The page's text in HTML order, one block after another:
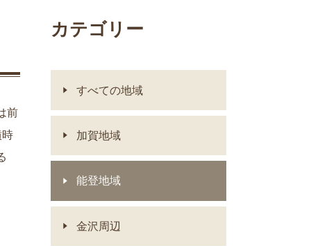
前
時
カテゴリー
すべての地域
加賀地域
能登地域
金沢周辺